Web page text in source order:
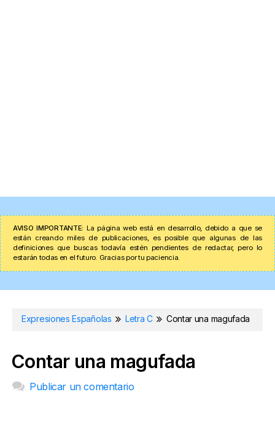
AVISO IMPORTANTE: La página web está en desarrollo, debido a que se
están creando miles de publicaciones, es posible que algunas de las
definiciones que buscas todavía estén pendientes de redactar, pero lo
estarán todas en el futuro. Gracias por tu paciencia.
Expresiones Españolas Letra C Contar una magufada
Contar una magufada
Publicar un comentario